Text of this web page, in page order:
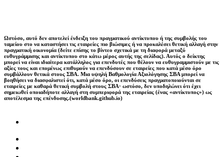
Ωστόσο, αυτό δεν αποτελεί ένδειξη του πραγματικού αντίκτυπου ή της συμβολής του
ταμείου στο να καταστήσει τις εταιρείες πιο βιώσιμες ή να προκαλέσει θετική αλλαγή στην
πραγματική οικονομία (δείτε επίσης το βίντεο σχετικά με τη διαφορά μεταξύ
ευθυγράμμισης και αντίκτυπου στο κάτω μέρος αυτής της σελίδας). Αυτός ο δείκτης
μπορεί να είναι ιδιαίτερα κατάλληλος για επενδυτές που θέλουν να ευθυγραμμιστούν με τις
αξίες τους και επομένως επιθυμούν να επενδύσουν σε εταιρείες που κατά μέσο όρο
συμβάλλουν θετικά στους ΣΒΑ. Μια υψηλή Βαθμολογία Αξιολόγησης ΣΒΑ μπορεί να
βοηθήσει να διασφαλιστεί ότι, κατά μέσο όρο, οι επενδύσεις πραγματοποιούνται σε
εταιρείες με καθαρά θετική συμβολή στους ΣΒΑ· ωστόσο, δεν υποδηλώνει ότι έχει
σημειωθεί οποιαδήποτε αλλαγή στη συμπεριφορά της εταιρείας (ένας «αντίκτυπος») ως
αποτέλεσμα της επένδυσης.(worldbank.github.io)